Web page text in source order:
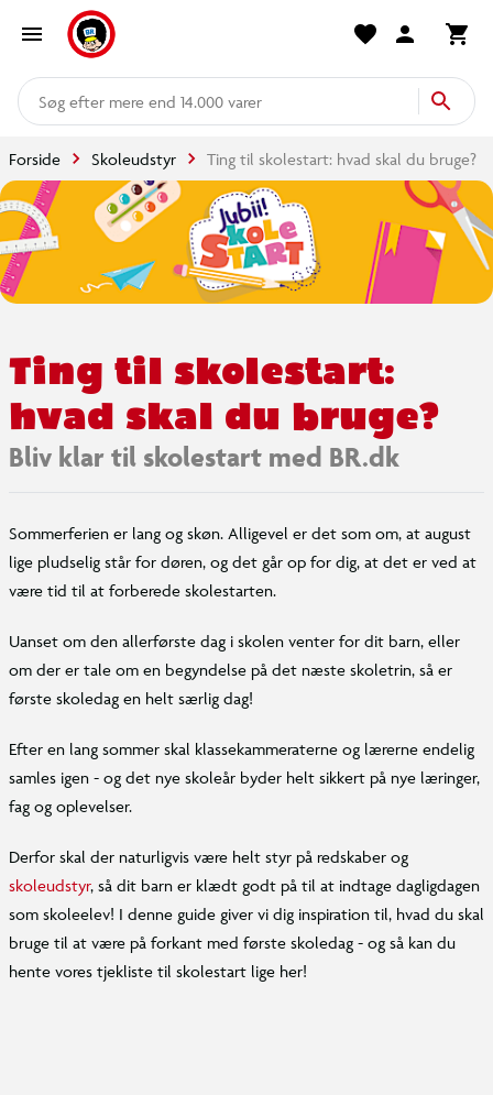
mere end 14.000 varer
Forside Skoleudstyr Ting til skolestart: hvad skal du bruge?
Ting til skolestart:
hvad skal du bruge?
Bliv klar til skolestart med BR.dk
Sommerferien er lang og skøn. Alligevel er det som om, at august
lige pludselig står for døren, og det går op for dig, at det er ved at
være tid til at forberede skolestarten.
Uanset om den allerførste dag i skolen venter for dit barn, eller
om der er tale om en begyndelse på det næste skoletrin, så er
første skoledag en helt særlig dag!
Efter en lang sommer skal klassekammeraterne og lærerne endelig
samles igen - og det nye skoleår byder helt sikkert på nye læringer,
fag og oplevelser.
Derfor skal der naturligvis være helt styr på redskaber og
skoleudstyr, så dit barn er klædt godt på til at indtage dagligdagen
som skoleelev! I denne guide giver vi dig inspiration til, hvad du skal
bruge til at være på forkant med første skoledag - og så kan du
hente vores tjekliste til skolestart lige her!